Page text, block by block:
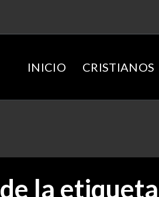
INICIO CRISTIANOS
la